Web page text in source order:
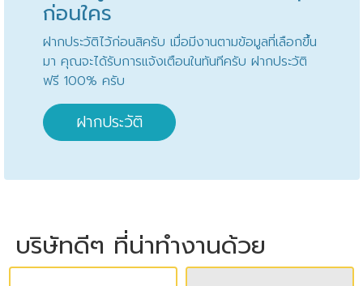
ก่อนใคร
ฝากประวัติไว้ก่อนสิครับ เมื่อมีงานตามข้อมูลที่เลือกขึ้น
มา คุณจะได้รับการแจ้งเตือนในทันทีครับ ฝากประวัติ
ฟรี 100% ครับ
ฝากประวัติ
บริษัทดีๆ ที่น่าทำงานด้วย